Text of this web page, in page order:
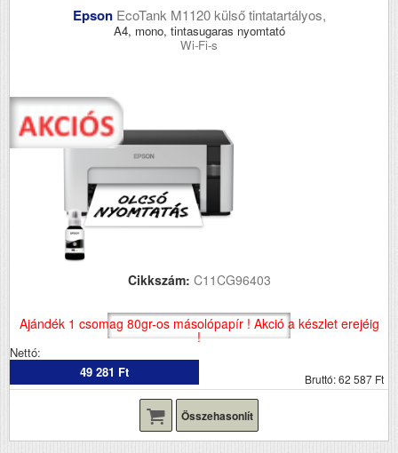
Epson EcoTank M1120 külső tintatartályos,
A4, mono, tintasugaras nyomtató
Wi-Fi-s
Cikkszám: C11CG96403
Ajándék 1 csomag 80gr-os másolópapír ! Akció a készlet erejéig
!
Nettó:
49 281 Ft
Bruttó: 62 587 Ft
Összehasonlít